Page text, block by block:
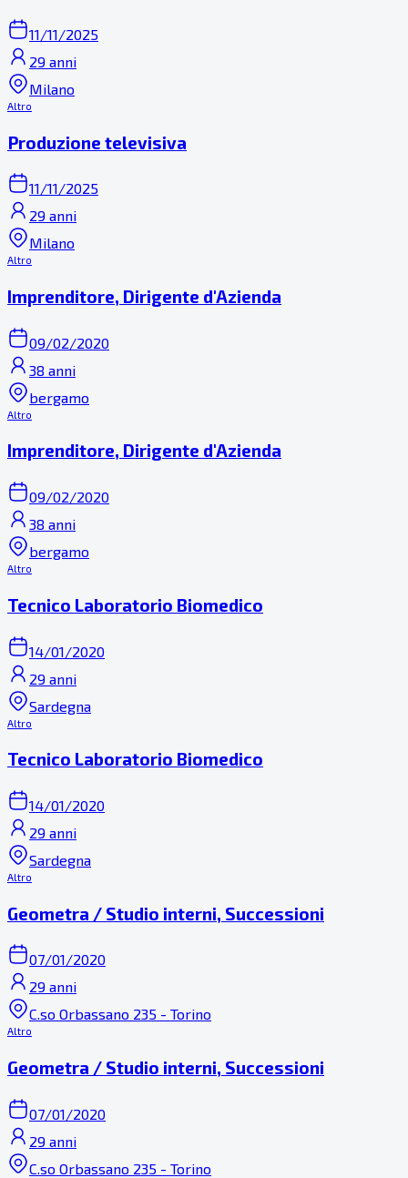
11/11/2025
29 anni
Milano
Altro
Produzione televisiva
11/11/2025
29 anni
Milano
Altro
Imprenditore, Dirigente d'Azienda
09/02/2020
38 anni
bergamo
Altro
Imprenditore, Dirigente d'Azienda
09/02/2020
38 anni
bergamo
Altro
Tecnico Laboratorio Biomedico
14/01/2020
29 anni
Sardegna
Altro
Tecnico Laboratorio Biomedico
14/01/2020
29 anni
Sardegna
Altro
Geometra / Studio interni, Successioni
07/01/2020
29 anni
C.so Orbassano 235 - Torino
Altro
Geometra / Studio interni, Successioni
07/01/2020
29 anni
C.so Orbassano 235 - Torino